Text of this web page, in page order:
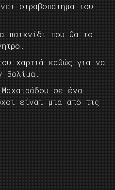
στραβοπάτημα του
παιχνίδι που θα το
χαρτιά καθώς για να
Βολίμα.
σε ένα
είναι μια από τις